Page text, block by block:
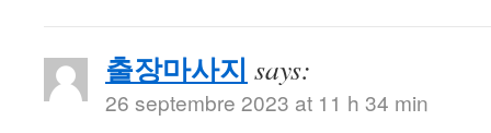
출장마사지 says:
26 septembre 2023 at 11 h 34 min